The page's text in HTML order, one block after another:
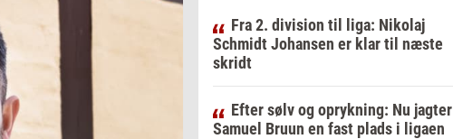
Fra 2. division til liga: Nikolaj
Schmidt Johansen er klar til næste
skridt
Efter sølv og oprykning: Nu jagter
Samuel Bruun en fast plads i ligaen